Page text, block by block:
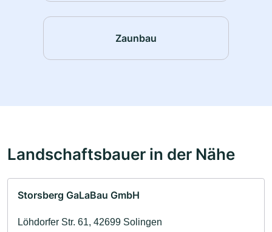
Zaunbau
Landschaftsbauer in der Nähe
Storsberg GaLaBau GmbH
Löhdorfer Str. 61, 42699 Solingen